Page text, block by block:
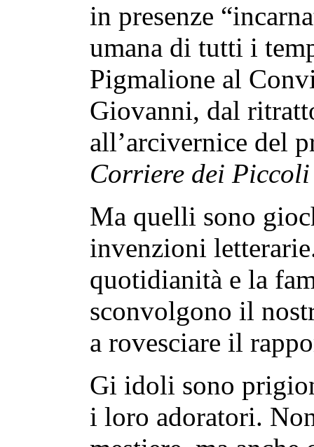
in presenze
umana di tutti i
Pigmalione al
Giovanni, dal
all’arcivernice del
Corriere dei Piccoli
Ma quelli sono
invenzioni
quotidianità e la
sconvolgono il
a rovesciare il
Gi idoli sono
i loro adoratori.